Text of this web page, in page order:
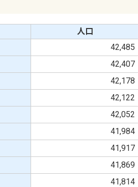
人口
42,485
42,407
42,178
42,122
42,052
41,984
41,917
41,869
41,814